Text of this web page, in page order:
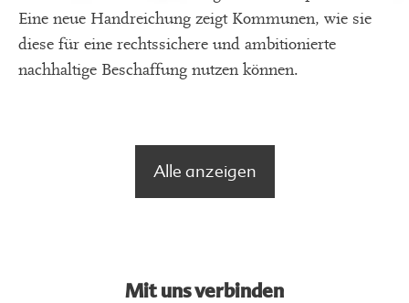
Eine neue Handreichung zeigt Kommunen, wie sie
diese für eine rechtssichere und ambitionierte
nachhaltige Beschaffung nutzen können.
Alle anzeigen
Mit uns verbinden